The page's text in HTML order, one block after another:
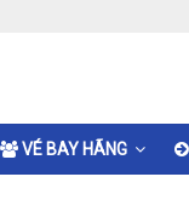
VÉ BAY HÃNG